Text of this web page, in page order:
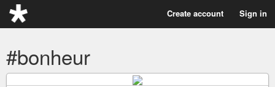
Create account Sign in
#bonheur